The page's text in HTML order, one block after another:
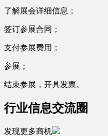
了解展会详细信息；
签订参展合同；
支付参展费用；
参展；
结束参展，开具发票。
行业信息交流圈
发现更多商机